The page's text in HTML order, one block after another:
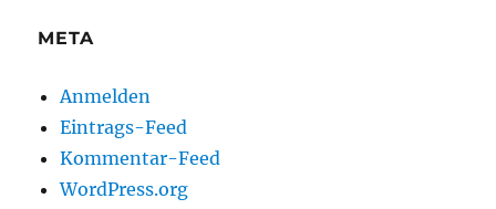
META
Anmelden
Eintrags-Feed
Kommentar-Feed
WordPress.org